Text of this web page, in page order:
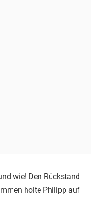
wie! Den Rückstand
holte Philipp auf